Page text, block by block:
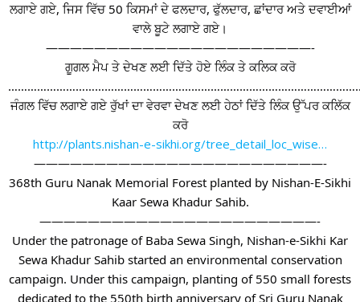
ਲਗਾਏ ਗਏ, ਜਿਸ ਵਿੱਚ 50 ਕਿਸਮਾਂ ਦੇ ਫਲਦਾਰ, ਫੁੱਲਦਾਰ, ਛਾਂਦਾਰ ਅਤੇ ਦਵਾਈਆਂ
ਵਾਲੇ ਬੂਟੇ ਲਗਾਏ ਗਏ।
——————————————————————-
ਗੂਗਲ ਮੈਪ ਤੇ ਦੇਖਣ ਲਈ ਦਿੱਤੇ ਹੋਏ ਲਿੰਕ ਤੇ ਕਲਿਕ ਕਰੋ
ਜੰਗਲ ਵਿੱਚ ਲਗਾਏ ਗਏ ਰੁੱਖਾਂ ਦਾ ਵੇਰਵਾ ਦੇਖਣ ਲਈ ਹੇਠਾਂ ਦਿੱਤੇ ਲਿੰਕ ਉੱਪਰ ਕਲਿੱਕ
ਕਰੋ
http://plants.nishan-e-sikhi.org/tree_detail_loc_wise…
————————————————————————-
368th Guru Nanak Memorial Forest planted by Nishan-E-Sikhi
Kaar Sewa Khadur Sahib.
———————————————————————-
Under the patronage of Baba Sewa Singh, Nishan-e-Sikhi Kar
Sewa Khadur Sahib started an environmental conservation
campaign. Under this campaign, planting of 550 small forests
dedicated to the 550th birth anniversary of Sri Guru Nanak